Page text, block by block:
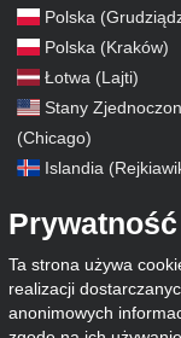
Polska
Polska (Kraków)
Łotwa (Lajti)
Stany
(Chicago)
Islandia
Prywatność
Ta strona używa
realizacji
anonimowych